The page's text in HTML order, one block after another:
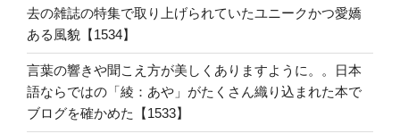
去の雑誌の特集で取り上げられていたユニークかつ愛嬌
ある風貌【1534】
言葉の響きや聞こえ方が美しくありますように。。日本
語ならではの「綾：あや」がたくさん織り込まれた本で
ブログを確かめた【1533】